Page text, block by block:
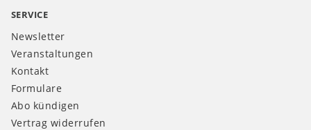
SERVICE
Newsletter
Veranstaltungen
Kontakt
Formulare
Abo kündigen
Vertrag widerrufen